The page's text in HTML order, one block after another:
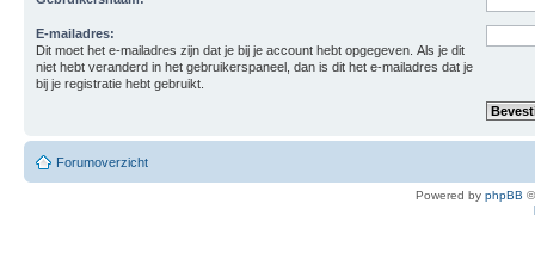
E-mailadres:
Dit moet het e-mailadres zijn dat je bij je account hebt opgegeven. Als je dit
niet hebt veranderd in het gebruikerspaneel, dan is dit het e-mailadres dat je
bij je registratie hebt gebruikt.
Forumoverzicht
Powered by phpBB